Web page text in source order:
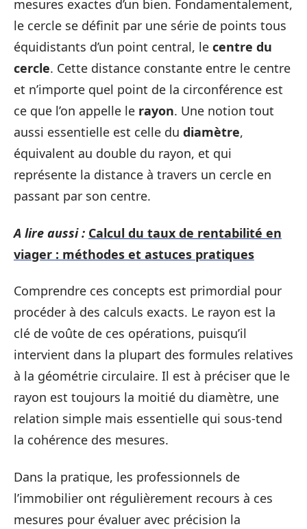
mesures exactes d’un bien. Fondamentalement,
le cercle se définit par une série de points tous
équidistants d’un point central, le centre du
cercle. Cette distance constante entre le centre
et n’importe quel point de la circonférence est
ce que l’on appelle le rayon. Une notion tout
aussi essentielle est celle du diamètre,
équivalent au double du rayon, et qui
représente la distance à travers un cercle en
passant par son centre.
A lire aussi : Calcul du taux de rentabilité en
viager : méthodes et astuces pratiques
Comprendre ces concepts est primordial pour
procéder à des calculs exacts. Le rayon est la
clé de voûte de ces opérations, puisqu’il
intervient dans la plupart des formules relatives
à la géométrie circulaire. Il est à préciser que le
rayon est toujours la moitié du diamètre, une
relation simple mais essentielle qui sous-tend
la cohérence des mesures.
Dans la pratique, les professionnels de
l’immobilier ont régulièrement recours à ces
mesures pour évaluer avec précision la